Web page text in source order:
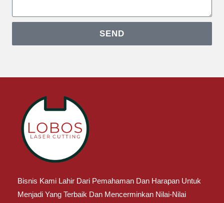
SEND
Bisnis Kami Lahir Dari Pemahaman Dan Harapan Untuk
Menjadi Yang Terbaik Dan Mencerminkan Nilai-Nilai